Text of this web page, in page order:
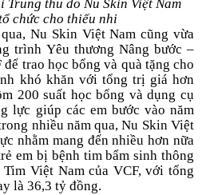
thu do Nu Skin Việt Nam
chức cho thiếu nhi
Nu Skin Việt Nam cũng vừa
trình Yêu thương Nâng bước –
trao học bổng và quà tặng cho
khó khăn với tổng trị giá hơn
200 suất học bổng và dụng cụ
lực giúp các em bước vào năm
nhiều năm qua, Nu Skin Việt
nhằm mang đến nhiều hơn nữa
em bị bệnh tim bẩm sinh thông
Việt Nam của VCF, với tổng
là 36,3 tỷ đồng.